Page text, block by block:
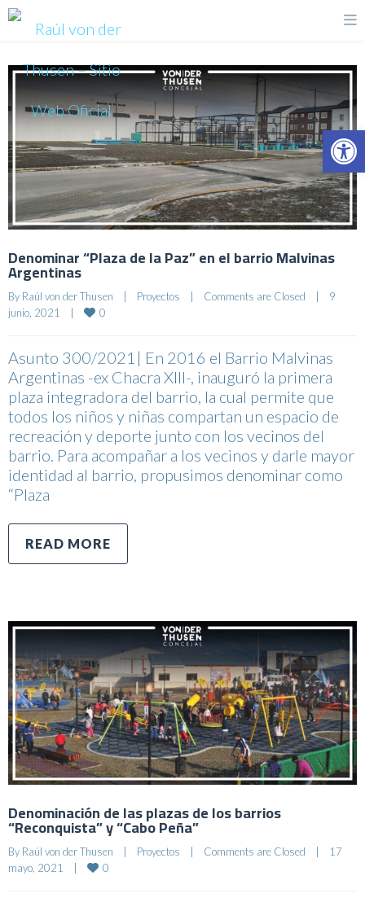
Denominar “Plaza de la Paz” en el barrio Malvinas
Argentinas
By Raúl von der Thusen | Proyectos | Comments are Closed |
9
junio, 2021
| 0
Asunto 300/2021| En 2016 el Barrio Malvinas
Argentinas -ex Chacra XIII-, inauguró la primera
plaza integradora del barrio, la cual permite que
todos los niños y niñas compartan un espacio de
recreación y deporte junto con los vecinos del
barrio. Para acompañar a los vecinos y darle mayor
identidad al barrio, propusimos denominar como
“Plaza
READ MORE
Denominación de las plazas de los barrios
“Reconquista” y “Cabo Peña”
By Raúl von der Thusen Proyectos Comments are Closed
17
mayo, 2021
0